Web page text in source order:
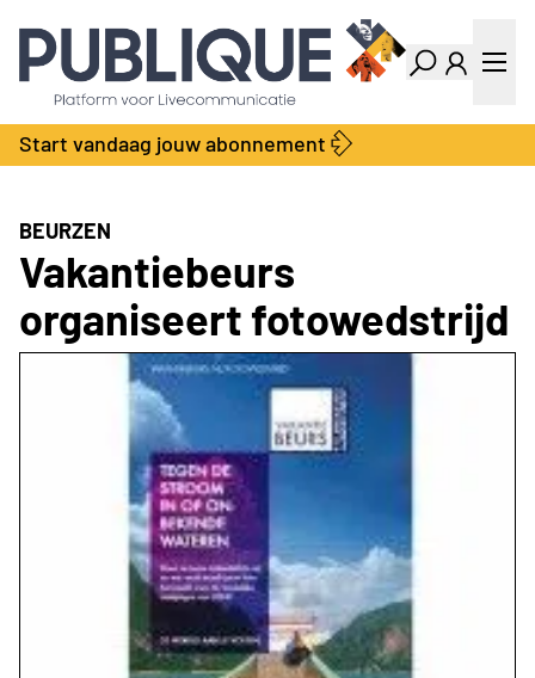
Industry Dashboard
Vacatures
Kalender
Producten
Bedrijvengids
Locatie Finder
Contact
Over ons
Adverteren
Abonnementen
Start vandaag jouw abonnement
BEURZEN
Vakantiebeurs
organiseert fotowedstrijd